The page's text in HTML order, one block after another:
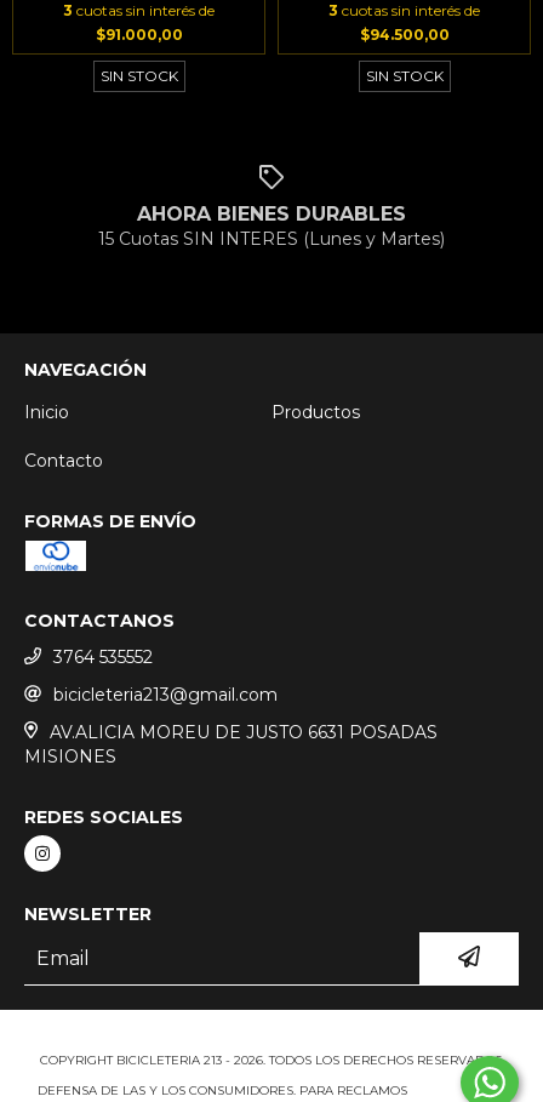
3 cuotas sin interés de
$91.000,00
SIN STOCK
3 cuotas sin interés de
$94.500,00
SIN STOCK
AHORA BIENES DURABLES
15 Cuotas SIN INTERES (Lunes y Martes)
NAVEGACIÓN
Inicio
Productos
Contacto
FORMAS DE ENVÍO
CONTACTANOS
3764 535552
bicicleteria213@gmail.com
AV.ALICIA MOREU DE JUSTO 6631 POSADAS
MISIONES
REDES SOCIALES
NEWSLETTER
COPYRIGHT BICICLETERIA 213 - 2026. TODOS LOS DERECHOS RESERVADOS.
DEFENSA DE LAS Y LOS CONSUMIDORES. PARA RECLAMOS
INGRESÁ ACÁ.